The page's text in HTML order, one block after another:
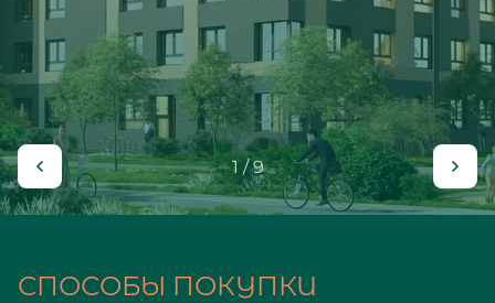
1 / 9
СПОСОБЫ ПОКУПКИ